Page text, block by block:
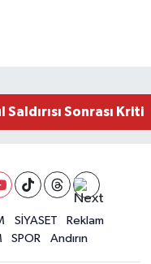
Ölüm! Uzman
Sonrası
Funda Arar
Coşkusu! Fuar
Sitesi Davasında 3
Olan
SİYASET
Reklam
SPOR Andırın